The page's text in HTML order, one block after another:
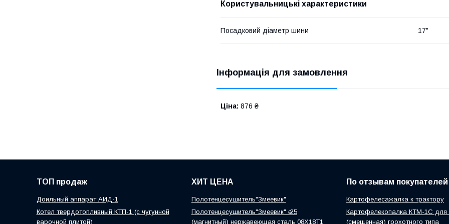
Користувальницькі характеристики
Посадковий діаметр шини 17"
Інформація для замовлення
Ціна: 876 ₴
ТОП продаж
Доильный аппарат АИД-1
Котел твердотопливный КТП-1 (с чугунной
варочной плитой)
ХИТ ЦЕНА
Полотенцесушитель"Змеевик"
Полотенцесушитель"Змеевик" ө 25
(магнитный) нержавеющая сталь 08Х18Т1
По отзывам покупателей
Картофелесажалка к трактору
Картофелекопалка КТМ-1С для
(смещенная) грохотного типа